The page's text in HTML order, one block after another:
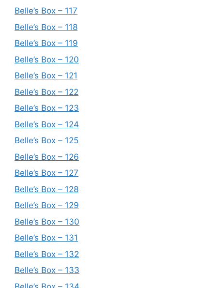
Belle’s Box – 117
Belle’s Box – 118
Belle’s Box – 119
Belle’s Box – 120
Belle’s Box – 121
Belle’s Box – 122
Belle’s Box – 123
Belle’s Box – 124
Belle’s Box – 125
Belle’s Box – 126
Belle’s Box – 127
Belle’s Box – 128
Belle’s Box – 129
Belle’s Box – 130
Belle’s Box – 131
Belle’s Box – 132
Belle’s Box – 133